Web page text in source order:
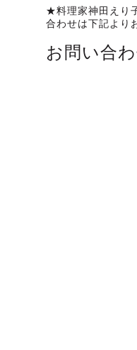
★料理家神田えり
合わせは下記より
お問い合